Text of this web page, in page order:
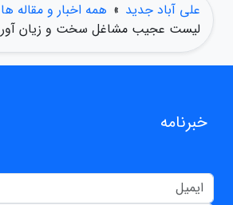
علی آباد جدید » همه اخبار و مقاله ها
لیست عجیب مشاغل سخت و زیان آور
خبرنامه